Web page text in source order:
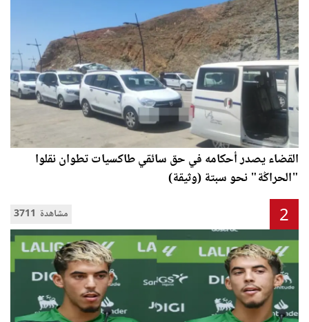
القضاء يصدر أحكامه في حق سائقي طاكسيات تطوان نقلوا
"الحراݣة" نحو سبتة (وثيقة)
3711 مشاهدة 2